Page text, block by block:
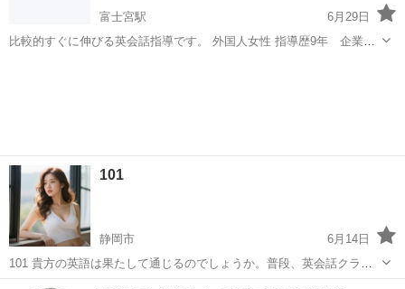
富士宮駅
6月29日
比較的すぐに伸びる英会話指導です。 外国人女性 指導歴9年 企業、
101
静岡市
6月14日
101 貴方の英語は果たして通じるのでしょうか。普段、英会話クラブ
なで日本人同士で英会話を楽しんでいる方、または英会話学校の親切